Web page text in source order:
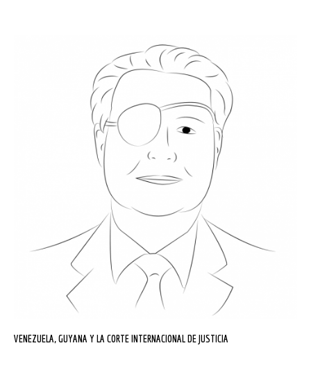
VENEZUELA, GUYANA Y LA CORTE INTERNACIONAL DE JUSTICIA